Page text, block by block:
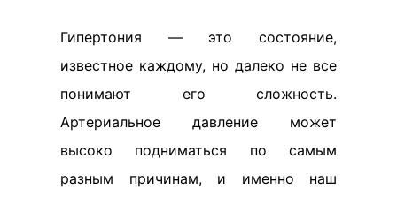
Гипертония — это состояние,
известное каждому, но далеко не все
понимают его сложность.
Артериальное давление может
высоко подниматься по самым
разным причинам, и именно наш